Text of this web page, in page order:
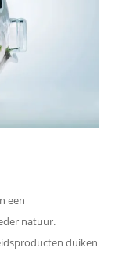
een
natuur.
duiken